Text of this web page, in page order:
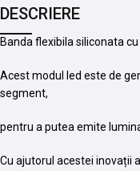
DESCRIERE
Banda flexibila siliconata
Acest modul led este de
segment,
pentru a putea emite
Cu ajutorul acestei inovații